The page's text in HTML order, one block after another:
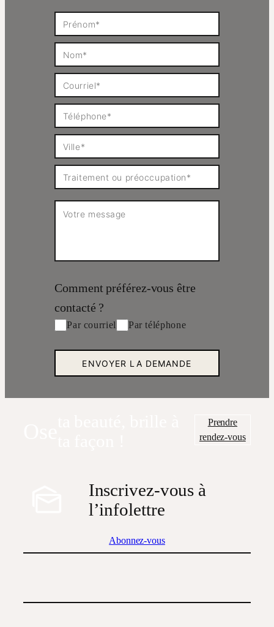
Comment préférez-vous être
contacté ?
Par courriel Par téléphone
Prendre
rendez-vous
Inscrivez-vous à
l’infolettre
Abonnez-vous